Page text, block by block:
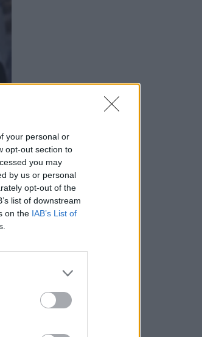
your personal or
opt-out section to
you may
by us or personal
opt-out of the
list of downstream
on the IAB’s List of